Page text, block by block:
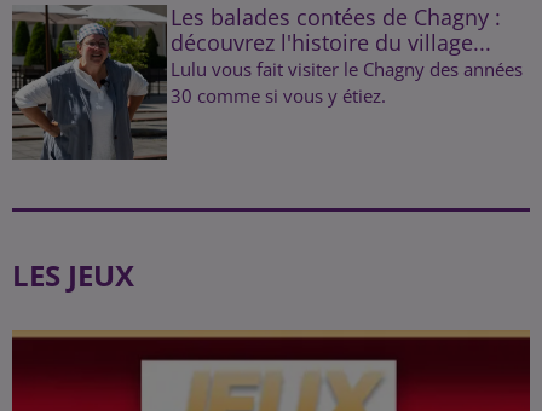
Les balades contées de Chagny :
découvrez l'histoire du village...
Lulu vous fait visiter le Chagny des années
30 comme si vous y étiez.
LES JEUX